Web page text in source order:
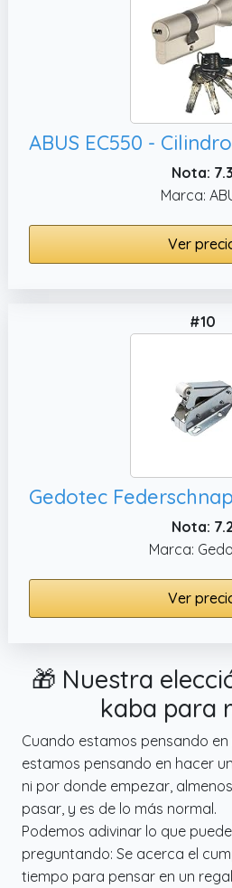
Nota: 7.3
Marca:
Ver
#10
Nota: 7.2
Marca:
Ver
🎁 Nuestra
kaba para
Cuando estamos pensando
estamos pensando en hacer
ni por donde empezar,
pasar, y es de lo más normal.
Podemos adivinar lo que
preguntando: Se acerca el
tiempo para pensar en un